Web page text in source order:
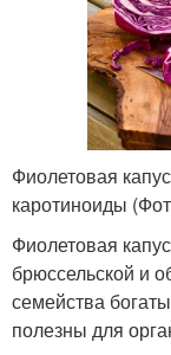
Фиолетовая
каротиноиды
Фиолетовая
брюссельской и
семейства
полезны для